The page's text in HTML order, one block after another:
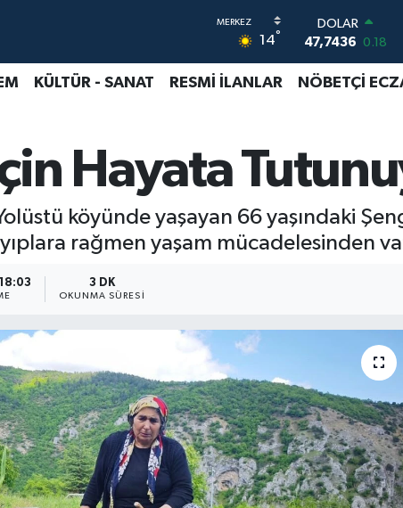
14°
DOLAR
47,7436 0.18
EURO
55,2510 0.32
6660.55
BİST100
13.779
-14
BITCOIN
64.959,79
KÜLTÜR - SANAT RESMİ İLANLAR NÖBETÇİ
Hayata
köyünde yaşayan 66 yaşındaki
rağmen yaşam mücadelesinden
3 DK
OKUNMA SÜRESI